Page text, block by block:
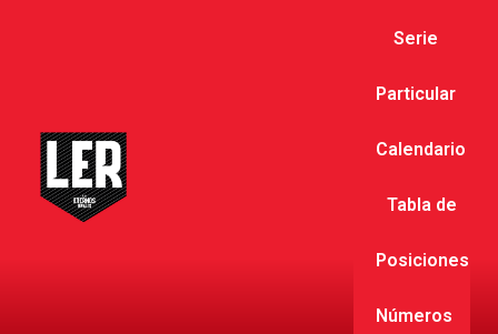
Serie
Particular
Calendario
Tabla de
Posiciones
Números